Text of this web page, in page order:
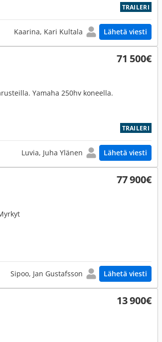
TRAILERI
Kaarina, Kari Kultala Lähetä viesti
71 500€
TRAILERI
Yamaha 250hv koneella.
Luvia, Juha Ylänen Lähetä viesti
77 900€
Sipoo, Jan Gustafsson Lähetä viesti
13 900€